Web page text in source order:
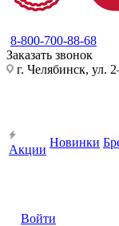
8-800-700-88-68
Заказать звонок
г. Челябинск, ул.
Акции
Новинки
Войти